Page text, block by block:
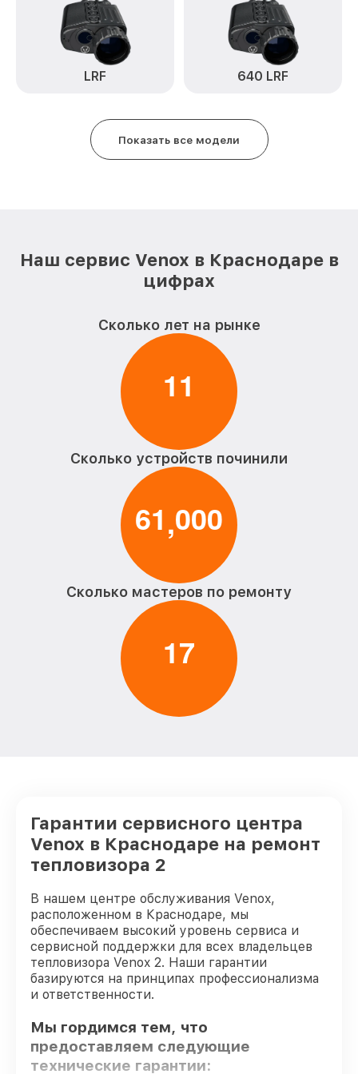
Ремонт платы управления
(восстановление) 2 Venox
от 750₽
Восстановление после попадания влаги
от 850₽
Ремонт разъема 2 Venox
LRF 640 LRF
Показать все модели
Наш сервис Venox в Краснодаре в
цифрах
Сколько лет на рынке
11
Сколько устройств починили
61,000
Сколько мастеров по ремонту
17
Гарантии сервисного центра
Venox в Краснодаре на ремонт
тепловизора 2
В нашем центре обслуживания Venox,
расположенном в Краснодаре, мы
обеспечиваем высокий уровень сервиса и
сервисной поддержки для всех владельцев
тепловизора Venox 2. Наши гарантии
базируются на принципах профессионализма
и ответственности.
Мы гордимся тем, что
предоставляем следующие
технические гарантии: